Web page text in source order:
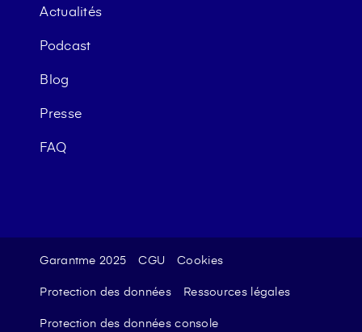
Actualités
Podcast
Blog
Presse
FAQ
Garantme 2025 CGU Cookies
Protection des données Ressources légales
Protection des données console